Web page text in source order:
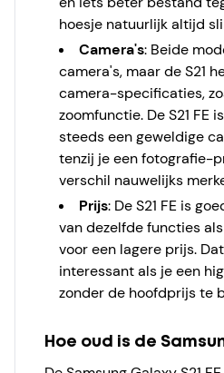
hoesje natuurlijk altijd
Camera's: Beide
camera's, maar de S21
camera-specificaties,
zoomfunctie. De S21 FE
steeds een geweldige
tenzij je een fotografie-
verschil nauwelijks
Prijs: De S21 FE is
van dezelfde functies
voor een lagere prijs.
interessant als je een
zonder de hoofdprijs te
Hoe oud is de